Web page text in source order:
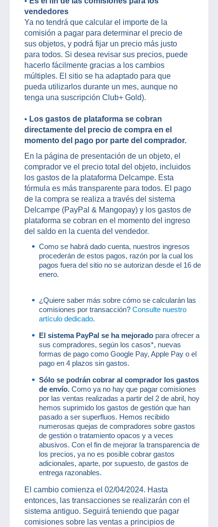
vendedores
Ya no tendrá que calcular el importe de la
comisión a pagar para determinar el precio de
sus objetos, y podrá fijar un precio más justo
para todos. Si desea revisar sus precios, puede
hacerlo fácilmente gracias a los cambios
múltiples. El sitio se ha adaptado para que
pueda utilizarlos durante un mes, aunque no
tenga una suscripción Club+ Gold).
• Los gastos de plataforma se cobran
directamente del precio de compra en el
momento del pago por parte del comprador.
En la página de presentación de un objeto, el
comprador ve el precio total del objeto, incluidos
los gastos de la plataforma Delcampe. Esta
fórmula es más transparente para todos. El pago
de la compra se realiza a través del sistema
Delcampe (PayPal & Mangopay) y los gastos de
plataforma se cobran en el momento del ingreso
del saldo en la cuenta del vendedor.
Como se habrá dado cuenta, nuestros ingresos
procederán de estos pagos, razón por la cual los
pagos fuera del sitio no se autorizan desde el 16 de
enero.
¿Quiere saber más sobre cómo se calcularán las
comisiones por transacción? Consulte nuestro
artículo dedicado.
El sistema PayPal se ha mejorado para ofrecer a
sus compradores, según los casos*, nuevas
formas de pago como Google Pay, Apple Pay o el
pago en 4 plazos sin gastos.
Sólo se podrán cobrar al comprador los gastos
de envío. Como ya no hay que pagar comisiones
por las ventas realizadas a partir del 2 de abril, hoy
hemos suprimido los gastos de gestión que han
pasado a ser superfluos. Hemos recibido
numerosas quejas de compradores sobre gastos
de gestión o tratamiento opacos y a veces
abusivos. Con el fin de mejorar la transparencia de
los precios, ya no es posible cobrar gastos
adicionales, aparte, por supuesto, de gastos de
entrega razonables.
El cambio comienza el 02/04/2024. Hasta
entonces, las transacciones se realizarán con el
sistema antiguo. Seguirá teniendo que pagar
comisiones sobre las ventas a principios de